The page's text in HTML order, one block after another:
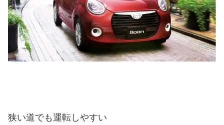
狭い道でも運転しやすい